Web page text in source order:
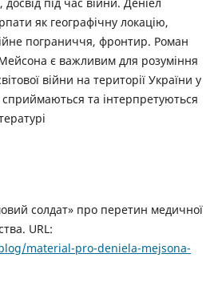
як географічну локацію,
пограниччя, фронтир. Роман
є важливим для розуміння
війни на території України у
сприймаються та інтерпретуються
солдат» про перетин медичної
URL:
material-pro-deniela-mejsona-